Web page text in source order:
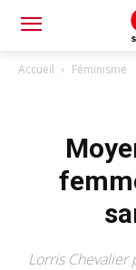
Accueil Féminisme
Lorris